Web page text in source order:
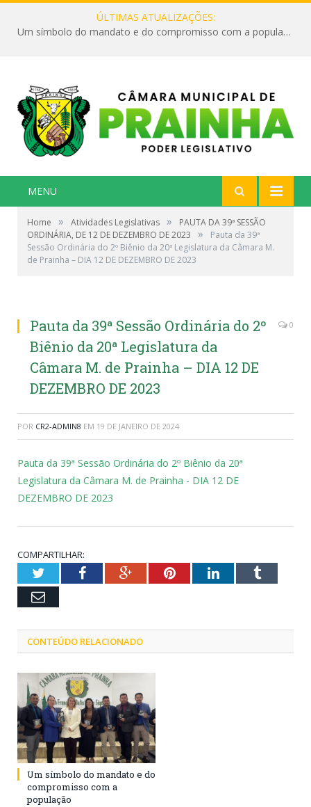
ÚLTIMAS ATUALIZAÇÕES:
Um símbolo do mandato e do compromisso com a população
MENU
Home » Atividades Legislativas »
PAUTA DA 39ª SESSÃO
ORDINÁRIA, DE 12 DE DEZEMBRO DE 2023
»
Pauta da 39ª
Sessão Ordinária do 2º Biênio da 20ª Legislatura da Câmara M.
de Prainha – DIA 12 DE DEZEMBRO DE 2023
Pauta da 39ª Sessão Ordinária do 2º
Biênio da 20ª Legislatura da
Câmara M. de Prainha – DIA 12 DE
DEZEMBRO DE 2023
0
POR CR2-ADMIN8 EM 19 DE JANEIRO DE 2024
Pauta da 39ª Sessão Ordinária do 2º Biênio da 20ª
Legislatura da Câmara M. de Prainha - DIA 12 DE
DEZEMBRO DE 2023
COMPARTILHAR:
TwitterFacebookGoogle+PinterestLinkedInTumblr
Email
CONTEÚDO RELACIONADO
Um símbolo do mandato e do
compromisso com a
população